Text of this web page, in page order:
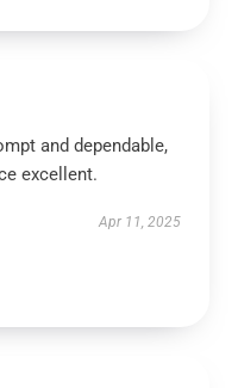
and dependable,
excellent.
Apr 11, 2025